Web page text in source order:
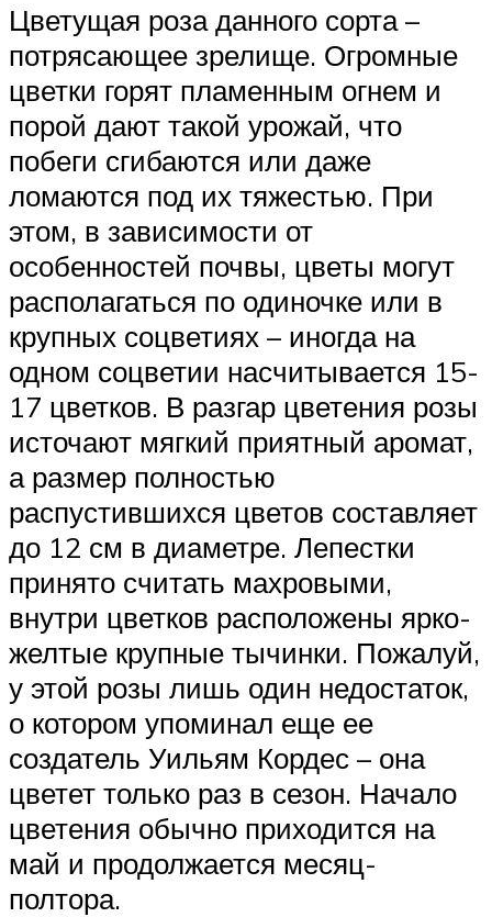
Цветущая роза данного сорта –
потрясающее зрелище. Огромные
цветки горят пламенным огнем и
порой дают такой урожай, что
побеги сгибаются или даже
ломаются под их тяжестью. При
этом, в зависимости от
особенностей почвы, цветы могут
располагаться по одиночке или в
крупных соцветиях – иногда на
одном соцветии насчитывается 15-
17 цветков. В разгар цветения розы
источают мягкий приятный аромат,
а размер полностью
распустившихся цветов составляет
до 12 см в диаметре. Лепестки
принято считать махровыми,
внутри цветков расположены ярко-
желтые крупные тычинки. Пожалуй,
у этой розы лишь один недостаток,
о котором упоминал еще ее
создатель Уильям Кордес – она
цветет только раз в сезон. Начало
цветения обычно приходится на
май и продолжается месяц-
полтора.